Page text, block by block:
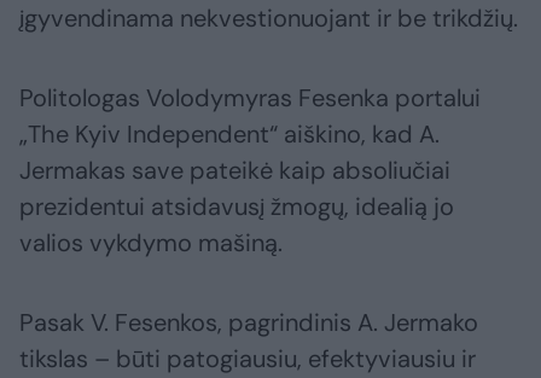
įgyvendinama nekvestionuojant ir be trikdžių.
Politologas Volodymyras Fesenka portalui
„The Kyiv Independent“ aiškino, kad A.
Jermakas save pateikė kaip absoliučiai
prezidentui atsidavusį žmogų, idealią jo
valios vykdymo mašiną.
Pasak V. Fesenkos, pagrindinis A. Jermako
tikslas – būti patogiausiu, efektyviausiu ir